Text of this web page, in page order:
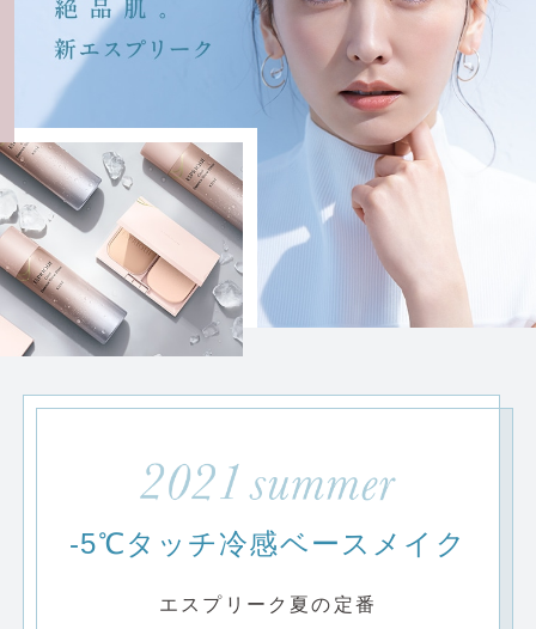
-5℃タッチ冷感ベースメイク
エスプリーク夏の定番